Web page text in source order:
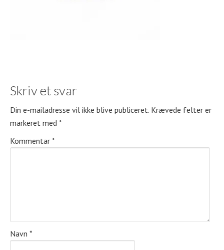
Skriv et svar
Din e-mailadresse vil ikke blive publiceret. Krævede felter er
markeret med *
Kommentar *
Navn *